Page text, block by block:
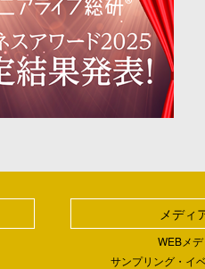
メディ
WEBメ
サンプリング・イ